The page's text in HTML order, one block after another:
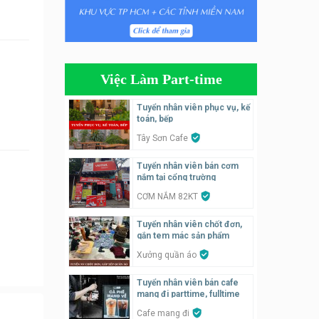
Tuyển nhân viên bán hàng,
giữ xe parttime – Kibo Kid
video parttime
Công ty
phục vụ bàn
Tuyển nhân viên phụ quán ăn
– hỗ trợ ăn ở
Quán bánh đa cua
Tuyển nhân viên bán hàng
parttime
GÀ GÔ FASTFOOD
Việc Làm Part-time
Tuyển nhân viên phục vụ, kế
toán, bếp
Tây Sơn Cafe
Tuyển nhân viên bán cơm
nắm tại cổng trường
CƠM NẮM 82KT
Tuyển nhân viên chốt đơn,
gắn tem mác sản phẩm
Xưởng quần áo
Tuyển nhân viên bán cafe
mang đi parttime, fulltime
Cafe mang đi